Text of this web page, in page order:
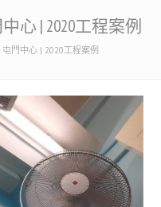
心 | 2020工程案例
門中心 | 2020工程案例